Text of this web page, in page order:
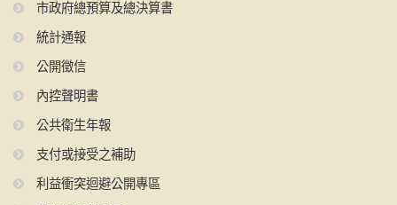
市政府總預算及總決算書
統計通報
公開徵信
內控聲明書
公共衛生年報
支付或接受之補助
利益衝突迴避公開專區